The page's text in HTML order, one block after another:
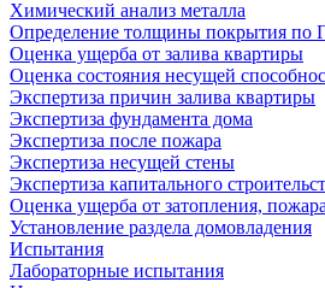
Химический анализ металла
Определение толщины покрытия по
Оценка ущерба от залива квартиры
Оценка состояния несущей
Экспертиза причин залива квартиры
Экспертиза фундамента дома
Экспертиза после пожара
Экспертиза несущей стены
Экспертиза капитального
Оценка ущерба от затопления,
Установление раздела домовладения
Испытания
Лабораторные испытания